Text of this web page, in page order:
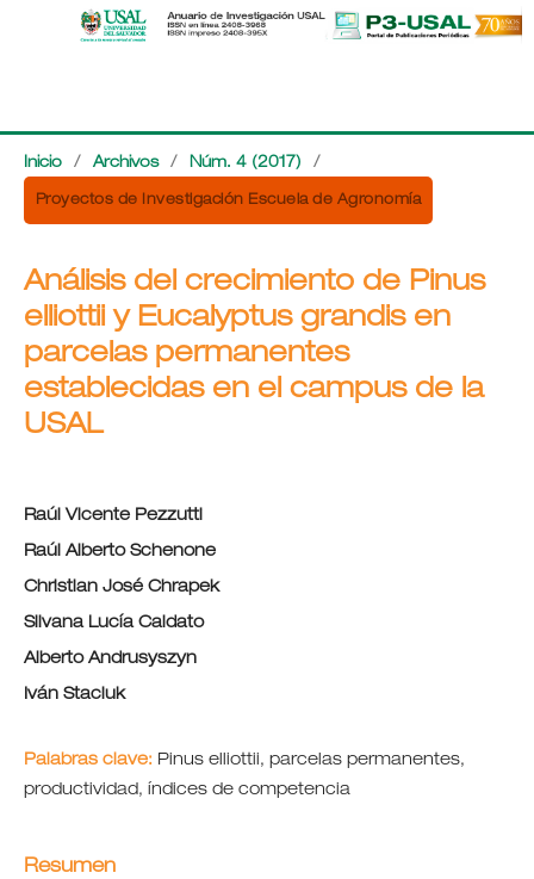
Inicio / Archivos / Núm. 4 (2017) /
Proyectos de Investigación Escuela de Agronomía
Análisis del crecimiento de Pinus
elliottii y Eucalyptus grandis en
parcelas permanentes
establecidas en el campus de la
USAL
Raúl Vicente Pezzutti
Raúl Alberto Schenone
Christian José Chrapek
Silvana Lucía Caldato
Alberto Andrusyszyn
Iván Staciuk
Palabras clave: Pinus elliottii, parcelas permanentes,
productividad, índices de competencia
Resumen